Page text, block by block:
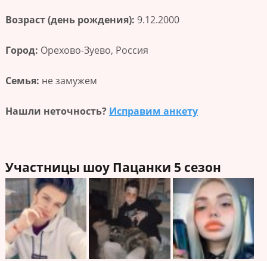
Возраст (день рождения): 9.12.2000
Город: Орехово-Зуево, Россия
Семья: не замужем
Нашли неточность? Исправим анкету
Участницы шоу Пацанки 5 сезон